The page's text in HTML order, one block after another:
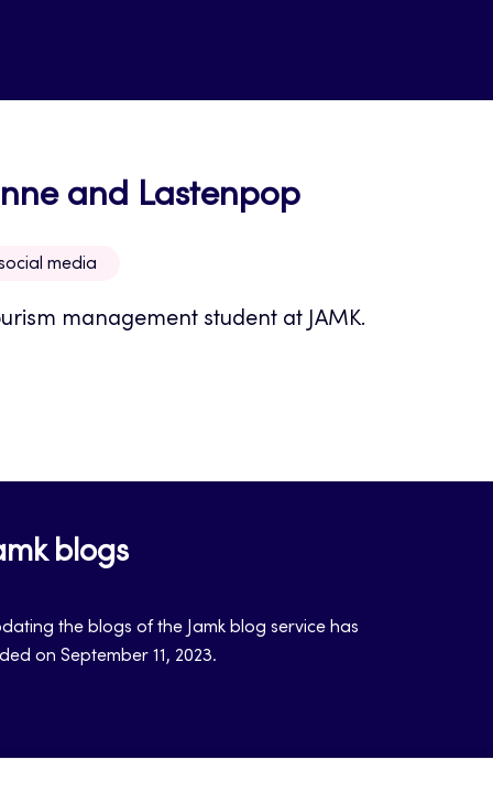
and Lastenpop
media
management student at JAMK.
blogs
the blogs of the Jamk blog service has
on September 11, 2023.